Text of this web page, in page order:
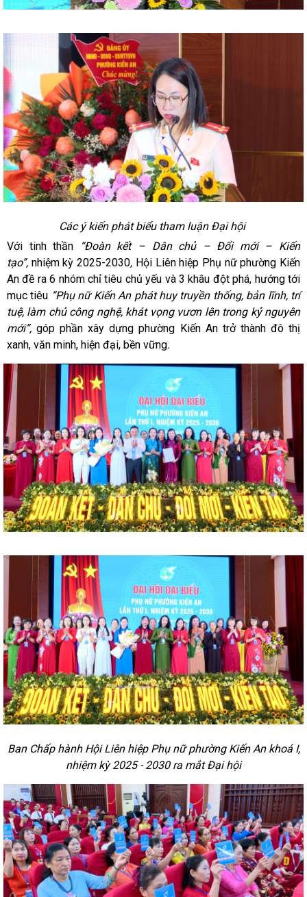
Các ý kiến phát biểu tham luận Đại hội
Với tinh thần
“Đoàn kết – Dân chủ – Đổi mới – Kiến
tạo”, nhiệm kỳ 2025-2030, Hội Liên hiệp Phụ nữ phường Kiến
An đề ra 6 nhóm chỉ tiêu chủ yếu và 3 khâu đột phá, hướng tới
mục tiêu “Phụ nữ Kiến An phát huy truyền thống, bản lĩnh, trí
tuệ, làm chủ công nghệ, khát vọng vươn lên trong kỷ nguyên
mới”,góp phần xây dựng phường Kiến An trở thành đô thị
xanh, văn minh, hiện đại, bền vững.
Ban Chấp hành Hội Liên hiệp Phụ nữ phường Kiến An khoá I,
nhiệm kỳ 2025 - 2030 ra mắt Đại hội